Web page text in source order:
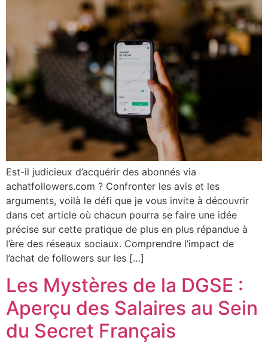
Est-il judicieux d’acquérir des abonnés via
achatfollowers.com ? Confronter les avis et les
arguments, voilà le défi que je vous invite à découvrir
dans cet article où chacun pourra se faire une idée
précise sur cette pratique de plus en plus répandue à
l’ère des réseaux sociaux. Comprendre l’impact de
l’achat de followers sur les […]
Les Mystères de la DGSE :
Aperçu des Salaires au Sein
du Secret Français